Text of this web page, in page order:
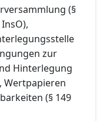
(§
zur
Hinterlegung
Wertpapieren
(§ 149